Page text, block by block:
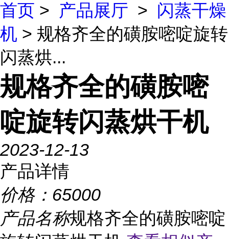
首页 > 产品展厅 > 闪蒸干燥
机 > 规格齐全的磺胺嘧啶旋转
闪蒸烘...
规格齐全的磺胺嘧
啶旋转闪蒸烘干机
2023-12-13
产品详情
价格： 65000
产品名称规格齐全的磺胺嘧啶